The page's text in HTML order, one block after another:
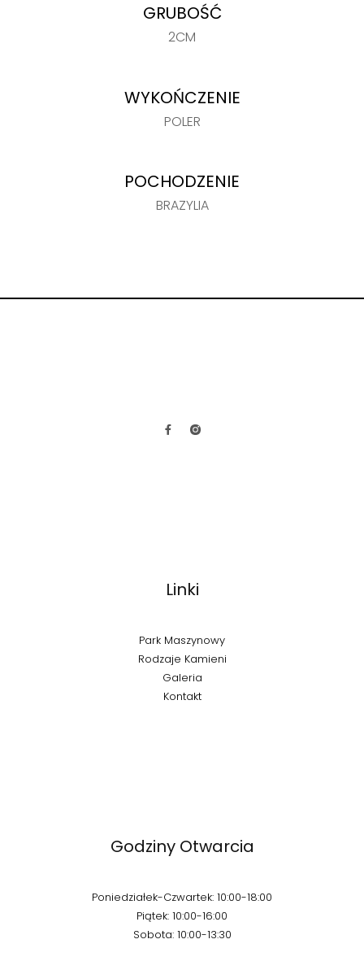
GRUBOŚĆ
2CM
WYKOŃCZENIE
POLER
POCHODZENIE
BRAZYLIA
Linki
Park Maszynowy
Rodzaje Kamieni
Galeria
Kontakt
Godziny Otwarcia
Poniedziałek-Czwartek: 10:00-18:00
Piątek: 10:00-16:00
Sobota: 10:00-13:30